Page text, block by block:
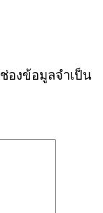
ช่องข้อมูลจำเป็น